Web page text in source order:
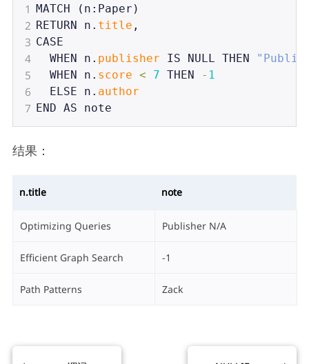
1 MATCH ( n : Paper )
2 RETURN n . title ,
3 CASE
4 WHEN n . publisher IS NULL THEN
5 WHEN n . score < 7 THEN - 1
6 ELSE n . author
7 END AS note
结果：
n.title note
Optimizing Queries Publisher N/A
Efficient Graph Search -1
Path Patterns Zack